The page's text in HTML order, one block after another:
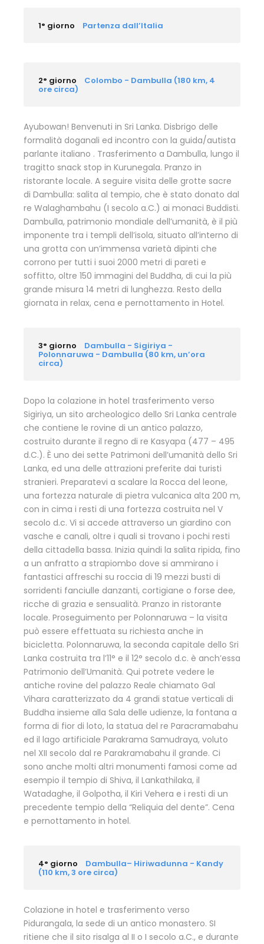
1° giorno Partenza dall’Italia
2° giorno Colombo - Dambulla (180 km, 4
ore circa)
Ayubowan! Benvenuti in Sri Lanka. Disbrigo delle
formalità doganali ed incontro con la guida/autista
parlante italiano . Trasferimento a Dambulla, lungo il
tragitto snack stop in Kurunegala. Pranzo in
ristorante locale. A seguire visita delle grotte sacre
di Dambulla: salita al tempio, che è stato donato dal
re Walaghambahu (I secolo a.C.) ai monaci Buddisti.
Dambulla, patrimonio mondiale dell’umanità, è il più
imponente tra i templi dell’isola, situato all’interno di
una grotta con un’immensa varietà dipinti che
corrono per tutti i suoi 2000 metri di pareti e
soffitto, oltre 150 immagini del Buddha, di cui la più
grande misura 14 metri di lunghezza. Resto della
giornata in relax, cena e pernottamento in Hotel.
3° giorno Dambulla - Sigiriya -
Polonnaruwa - Dambulla (80 km, un’ora
circa)
Dopo la colazione in hotel trasferimento verso
Sigiriya, un sito archeologico dello Sri Lanka centrale
che contiene le rovine di un antico palazzo,
costruito durante il regno di re Kasyapa (477 – 495
d.C.). È uno dei sette Patrimoni dell’umanità dello Sri
Lanka, ed una delle attrazioni preferite dai turisti
stranieri. Preparatevi a scalare la Rocca del leone,
una fortezza naturale di pietra vulcanica alta 200 m,
con in cima i resti di una fortezza costruita nel V
secolo d.c. Vi si accede attraverso un giardino con
vasche e canali, oltre i quali si trovano i pochi resti
della cittadella bassa. Inizia quindi la salita ripida, fino
a un anfratto a strapiombo dove si ammirano i
fantastici affreschi su roccia di 19 mezzi busti di
sorridenti fanciulle danzanti, cortigiane o forse dee,
ricche di grazia e sensualità. Pranzo in ristorante
locale. Proseguimento per Polonnaruwa – la visita
può essere effettuata su richiesta anche in
bicicletta. Polonnaruwa, la seconda capitale dello Sri
Lanka costruita tra l’11° e il 12° secolo d.c. è anch’essa
Patrimonio dell’Umanità. Qui potrete vedere le
antiche rovine del palazzo Reale chiamato Gal
Vihara caratterizzato da 4 grandi statue verticali di
Buddha insieme alla Sala delle udienze, la fontana a
forma di fior di loto, la statua del re Paracramabahu
ed il lago artificiale Parakrama Samudraya, voluto
nel XII secolo dal re Parakramabahu il grande. Ci
sono anche molti altri monumenti famosi come ad
esempio il tempio di Shiva, il Lankathilaka, il
Watadaghe, il Golpotha, il Kiri Vehera e i resti di un
precedente tempio della “Reliquia del dente”. Cena
e pernottamento in hotel.
4° giorno Dambulla– Hiriwadunna - Kandy
(110 km, 3 ore circa)
Colazione in hotel e trasferimento verso
Pidurangala, la sede di un antico monastero. SI
ritiene che il sito risalga al II o I secolo a.C., e durante